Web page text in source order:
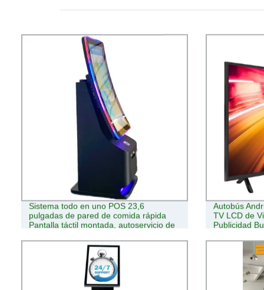
Sistema todo en uno POS 23,6
pulgadas de pared de comida rápida
Pantalla táctil montada, autoservicio de
Autobús
TV LCD de
Publicidad